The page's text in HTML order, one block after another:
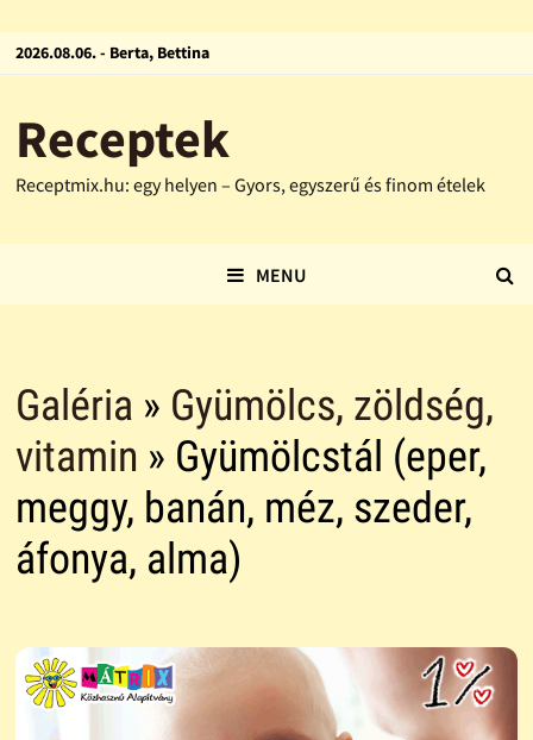
2026.08.06. - Berta, Bettina
Receptek
Receptmix.hu: egy helyen – Gyors, egyszerű és finom ételek
MENU
Galéria » Gyümölcs, zöldség,
vitamin » Gyümölcstál (eper,
meggy, banán, méz, szeder,
áfonya, alma)